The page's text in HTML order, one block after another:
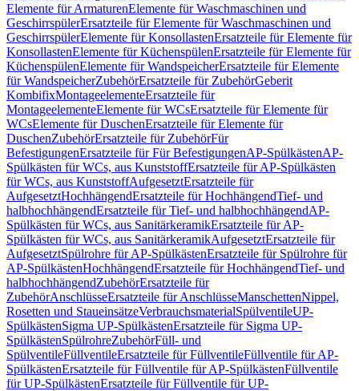
Elemente für ArmaturenElemente für Waschmaschinen und
GeschirrspülerErsatzteile für Elemente für Waschmaschinen und
GeschirrspülerElemente für KonsollastenErsatzteile für Elemente für
KonsollastenElemente für KüchenspülenErsatzteile für Elemente für
KüchenspülenElemente für WandspeicherErsatzteile für Elemente
für WandspeicherZubehörErsatzteile für ZubehörGeberit
KombifixMontageelementeErsatzteile für
MontageelementeElemente für WCsErsatzteile für Elemente für
WCsElemente für DuschenErsatzteile für Elemente für
DuschenZubehörErsatzteile für ZubehörFür
BefestigungenErsatzteile für Für BefestigungenAP-SpülkästenAP-
Spülkästen für WCs, aus KunststoffErsatzteile für AP-Spülkästen
für WCs, aus KunststoffAufgesetztErsatzteile für
AufgesetztHochhängendErsatzteile für HochhängendTief- und
halbhochhängendErsatzteile für Tief- und halbhochhängendAP-
Spülkästen für WCs, aus SanitärkeramikErsatzteile für AP-
Spülkästen für WCs, aus SanitärkeramikAufgesetztErsatzteile für
AufgesetztSpülrohre für AP-SpülkästenErsatzteile für Spülrohre für
AP-SpülkästenHochhängendErsatzteile für HochhängendTief- und
halbhochhängendZubehörErsatzteile für
ZubehörAnschlüsseErsatzteile für AnschlüsseManschettenNippel,
Rosetten und StaueinsätzeVerbrauchsmaterialSpülventileUP-
SpülkästenSigma UP-SpülkästenErsatzteile für Sigma UP-
SpülkästenSpülrohreZubehörFüll- und
SpülventileFüllventileErsatzteile für FüllventileFüllventile für AP-
SpülkästenErsatzteile für Füllventile für AP-SpülkästenFüllventile
für UP-SpülkästenErsatzteile für Füllventile für UP-